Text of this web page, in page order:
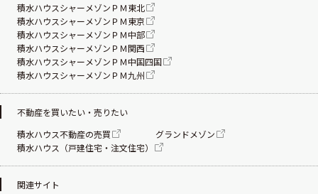
積水ハウスシャーメゾンＰＭ東北
積水ハウスシャーメゾンＰＭ東京
積水ハウスシャーメゾンＰＭ中部
積水ハウスシャーメゾンＰＭ関西
積水ハウスシャーメゾンＰＭ中国四国
積水ハウスシャーメゾンＰＭ九州
不動産を買いたい・売りたい
積水ハウス不動産の売買
グランドメゾン
積水ハウス（戸建住宅・注文住宅）
関連サイト